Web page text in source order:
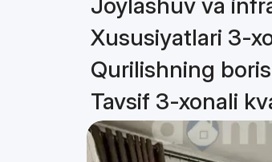
Joylashuv va
Xususiyatlari 3-
Qurilishning
Tavsif 3-xonali